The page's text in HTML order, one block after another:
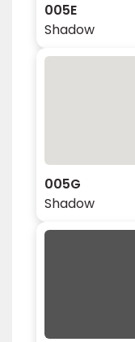
005E
Shadow
005G
Shadow